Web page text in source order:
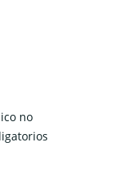
no